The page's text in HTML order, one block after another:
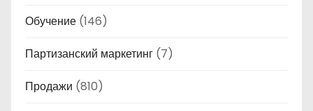
Обучение (146)
Партизанский маркетинг (7)
Продажи (810)